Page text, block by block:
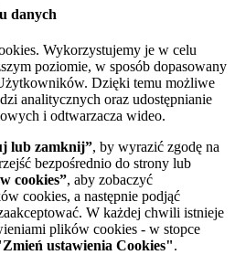
danych
Wykorzystujemy je w celu
poziomie, w sposób dopasowany
Dzięki temu możliwe
analitycznych oraz udostępnianie
i odtwarzacza wideo.
lub zamknij”, by wyrazić zgodę na
bezpośrednio do strony lub
cookies”, aby zobaczyć
cookies, a następnie podjąć
W każdej chwili istnieje
plików cookies - w stopce
ustawienia Cookies".